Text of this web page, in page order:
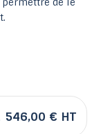
546,00 € HT